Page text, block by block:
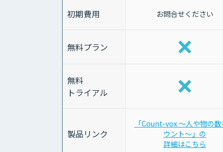
初期費用 お問合せください
無料プラン
無料
トライアル
製品リンク
「Count-vox 〜人や物の数
ウント〜」の
詳細はこちら